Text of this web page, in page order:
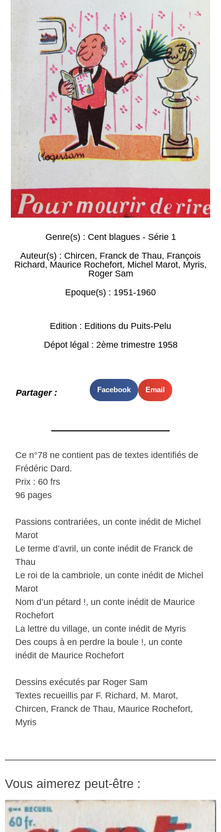
Genre(s) : Cent blagues - Série 1
Auteur(s) : Chircen, Franck de Thau, François
Richard, Maurice Rochefort, Michel Marot, Myris,
Roger Sam
Epoque(s) : 1951-1960
Edition : Editions du Puits-Pelu
Dépot légal : 2ème trimestre 1958
Partager : Facebook Email
Ce n°78 ne contient pas de textes identifiés de
Frédéric Dard.
Prix : 60 frs
96 pages
Passions contrariées, un conte inédit de Michel
Marot
Le terme d’avril, un conte inédit de Franck de
Thau
Le roi de la cambriole, un conte inédit de Michel
Marot
Nom d’un pétard !, un conte inédit de Maurice
Rochefort
La lettre du village, un conte inédit de Myris
Des coups à en perdre la boule !, un conte
inédit de Maurice Rochefort
Dessins exécutés par Roger Sam
Textes recueillis par F. Richard, M. Marot,
Chircen, Franck de Thau, Maurice Rochefort,
Myris
Vous aimerez peut-être :